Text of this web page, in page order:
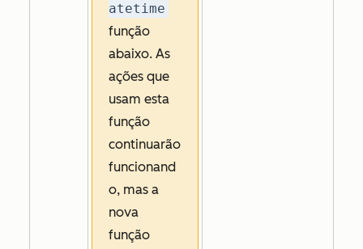
atetime
função
abaixo. As
ações que
usam esta
função
continuarão
funcionand
o, mas a
nova
função